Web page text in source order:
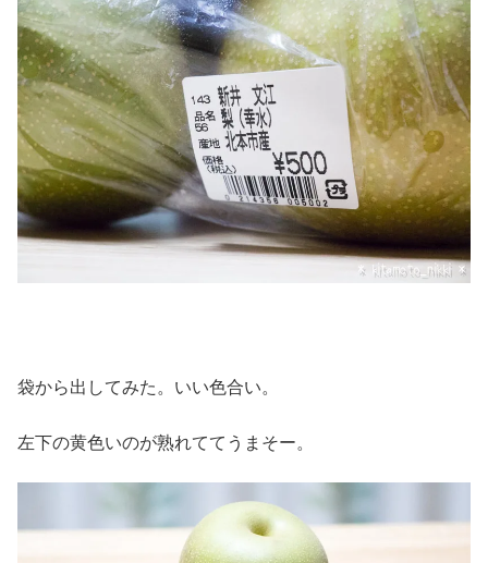
袋から出してみた。いい色合い。
左下の黄色いのが熟れててうまそー。